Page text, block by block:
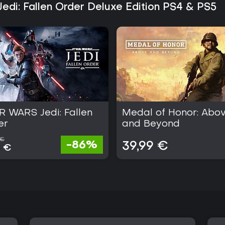
sich geschlossenes Paket. Das
daher für Spieler, die Timing-
die sich für Abenteuer um
imperiale Kräfte interessieren.
Fallen Order Deluxe Edition PS4 & PS5
WARS Jedi: Fallen
€ -86%
Medal of Honor:
and Beyond
39,99 €